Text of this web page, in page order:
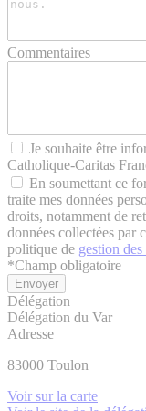
Commentaires
Je souhaite être
Catholique-Caritas
En soumettant ce
traite mes données
droits, notamment de
données collectées par
politique de gestion
*Champ obligatoire
Délégation
Délégation du Var
Adresse
83000 Toulon
Voir sur la carte